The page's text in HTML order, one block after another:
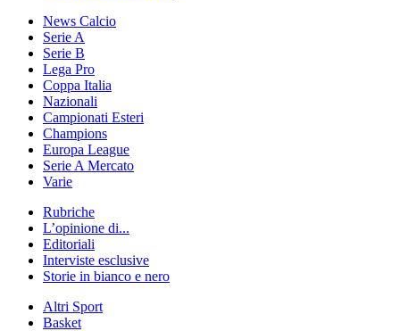
News Calcio
Serie A
Serie B
Lega Pro
Coppa Italia
Nazionali
Campionati Esteri
Champions
Europa League
Serie A Mercato
Varie
Rubriche
L’opinione di...
Editoriali
Interviste esclusive
Storie in bianco e nero
Altri Sport
Basket